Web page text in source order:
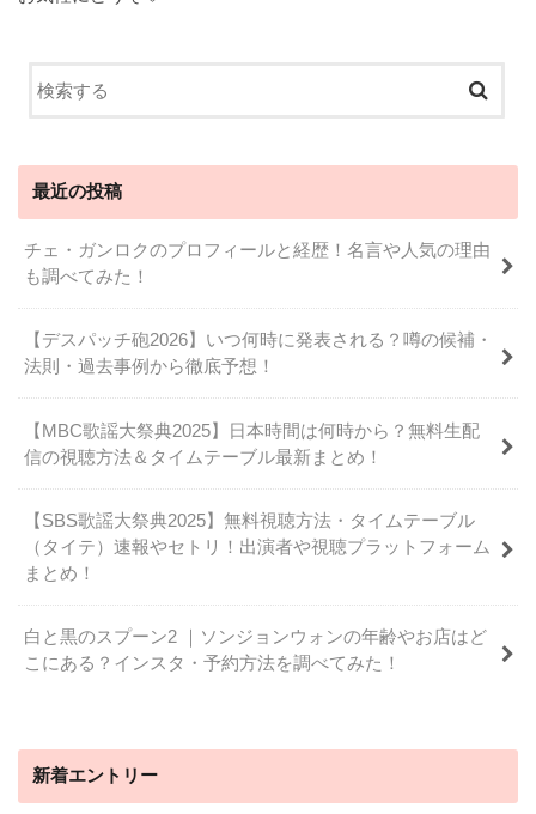
最近の投稿
チェ・ガンロクのプロフィールと経歴！名言や人気の理由
も調べてみた！
【デスパッチ砲2026】いつ何時に発表される？噂の候補・
法則・過去事例から徹底予想！
【MBC歌謡大祭典2025】日本時間は何時から？無料生配
信の視聴方法＆タイムテーブル最新まとめ！
【SBS歌謡大祭典2025】無料視聴方法・タイムテーブル
（タイテ）速報やセトリ！出演者や視聴プラットフォーム
まとめ！
白と黒のスプーン2 ｜ソンジョンウォンの年齢やお店はど
こにある？インスタ・予約方法を調べてみた！
新着エントリー